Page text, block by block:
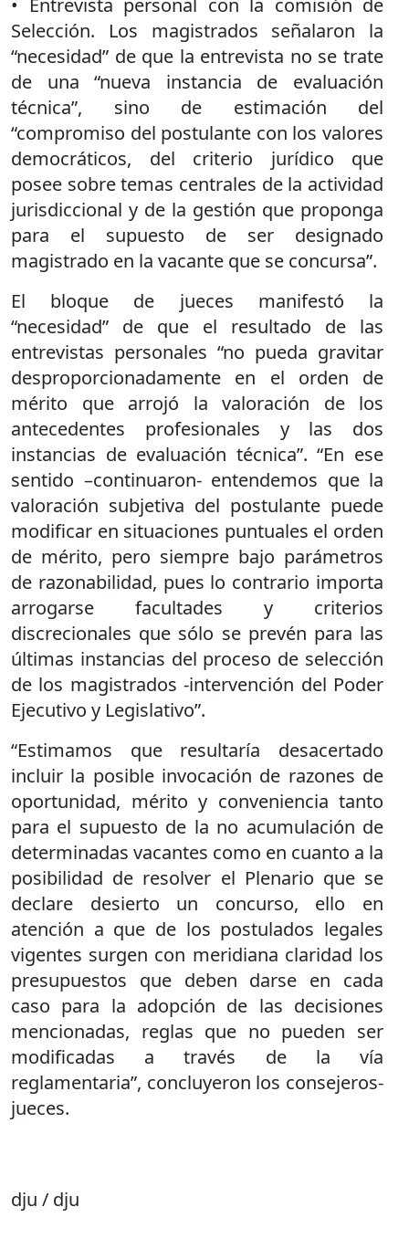
• Entrevista personal con la comisión de
Selección. Los magistrados señalaron la
“necesidad” de que la entrevista no se trate
de una “nueva instancia de evaluación
técnica”, sino de estimación del
“compromiso del postulante con los valores
democráticos, del criterio jurídico que
posee sobre temas centrales de la actividad
jurisdiccional y de la gestión que proponga
para el supuesto de ser designado
magistrado en la vacante que se concursa”.
El bloque de jueces manifestó la
“necesidad” de que el resultado de las
entrevistas personales “no pueda gravitar
desproporcionadamente en el orden de
mérito que arrojó la valoración de los
antecedentes profesionales y las dos
instancias de evaluación técnica”. “En ese
sentido –continuaron- entendemos que la
valoración subjetiva del postulante puede
modificar en situaciones puntuales el orden
de mérito, pero siempre bajo parámetros
de razonabilidad, pues lo contrario importa
arrogarse facultades y criterios
discrecionales que sólo se prevén para las
últimas instancias del proceso de selección
de los magistrados -intervención del Poder
Ejecutivo y Legislativo”.
“Estimamos que resultaría desacertado
incluir la posible invocación de razones de
oportunidad, mérito y conveniencia tanto
para el supuesto de la no acumulación de
determinadas vacantes como en cuanto a la
posibilidad de resolver el Plenario que se
declare desierto un concurso, ello en
atención a que de los postulados legales
vigentes surgen con meridiana claridad los
presupuestos que deben darse en cada
caso para la adopción de las decisiones
mencionadas, reglas que no pueden ser
modificadas a través de la vía
reglamentaria”, concluyeron los consejeros-
jueces.
dju / dju